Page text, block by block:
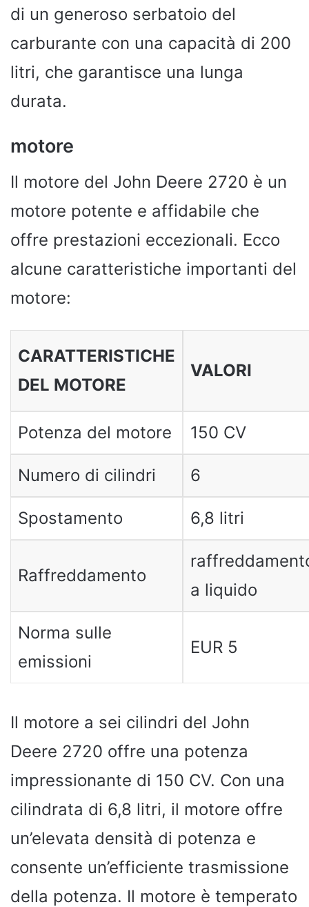
di un generoso serbatoio del
carburante con una capacità di 200
litri, che garantisce una lunga
durata.
motore
Il motore del John Deere 2720 è un
motore potente e affidabile che
offre prestazioni eccezionali. Ecco
alcune caratteristiche importanti del
motore:
CARATTERISTICHE
DEL MOTORE
VALORI
Potenza del motore 150 CV
Numero di cilindri 6
Spostamento 6,8 litri
Raffreddamento
a liquido
Norma sulle
emissioni
EUR 5
Il motore a sei cilindri del John
Deere 2720 offre una potenza
impressionante di 150 CV. Con una
cilindrata di 6,8 litri, il motore offre
un’elevata densità di potenza e
consente un’efficiente trasmissione
della potenza. Il motore è temperato